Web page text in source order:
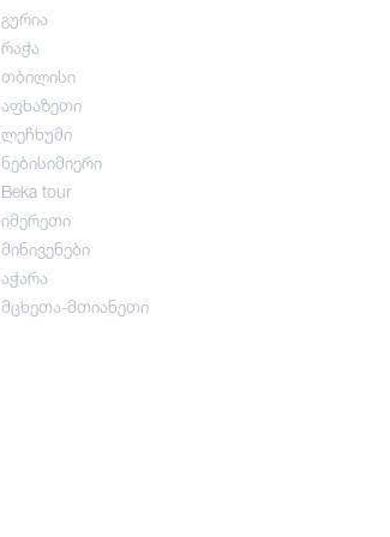
გურია
რაჭა
თბილისი
აფხაზეთი
ლეჩხუმი
ნებისიმიერი
Beka tour
იმერეთი
მინივენები
აჭარა
მცხეთა-მთიანეთი